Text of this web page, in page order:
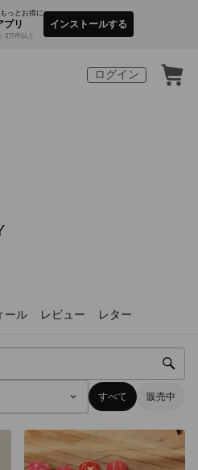
っとお得に
プリ
3万件以上
インストールする
ログイン
ール レビュー レター
すべて 販売中